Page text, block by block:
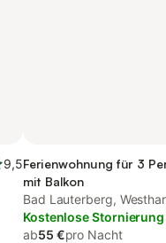
9,5Ferienwohnung für 3
mit Balkon
Bad Lauterberg,
Kostenlose Stornierung
ab55 €pro Nacht